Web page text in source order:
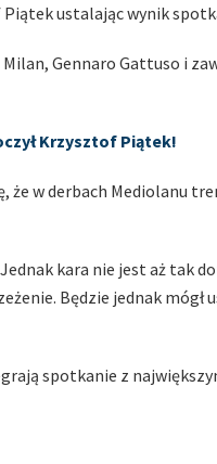
ustalając wynik
Gennaro Gattuso i
Krzysztof Piątek!
że w derbach Mediolanu
kara nie jest aż tak
Będzie jednak mógł
spotkanie z